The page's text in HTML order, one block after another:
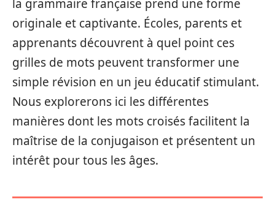
la grammaire française prend une forme
originale et captivante. Écoles, parents et
apprenants découvrent à quel point ces
grilles de mots peuvent transformer une
simple révision en un jeu éducatif stimulant.
Nous explorerons ici les différentes
manières dont les mots croisés facilitent la
maîtrise de la conjugaison et présentent un
intérêt pour tous les âges.